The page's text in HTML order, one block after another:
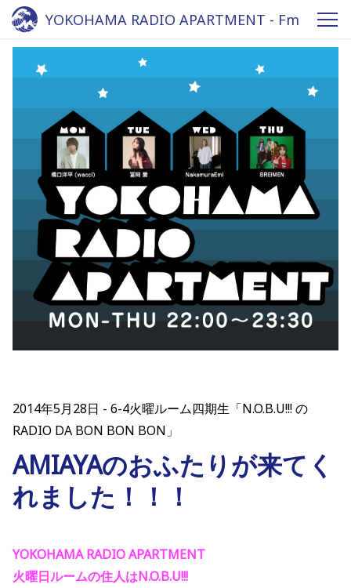
YOKOHAMA RADIO APARTMENT - Fm
yokohama 84.7
2014年5月28日
6-4火曜ルーム四期生「N.O.B.U!!! の
RADIO DA BON BON BON」
AMIAYAのおふたりが来てく
れました！！！
YOKOHAMA RADIO APARTMENT
火曜日ルームの住人はN.O.B.U!!!